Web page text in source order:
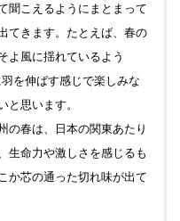
真を更新しました。
。
真のキャプションをアッ
を更新しました。
聞こえるようにまとまって
てきます。たとえば、春の
よ風に揺れているよう
を伸ばす感じで楽しみな
と思います。
の春は、日本の関東あたり
生命力や激しさを感じるも
か芯の通った切れ味が出て